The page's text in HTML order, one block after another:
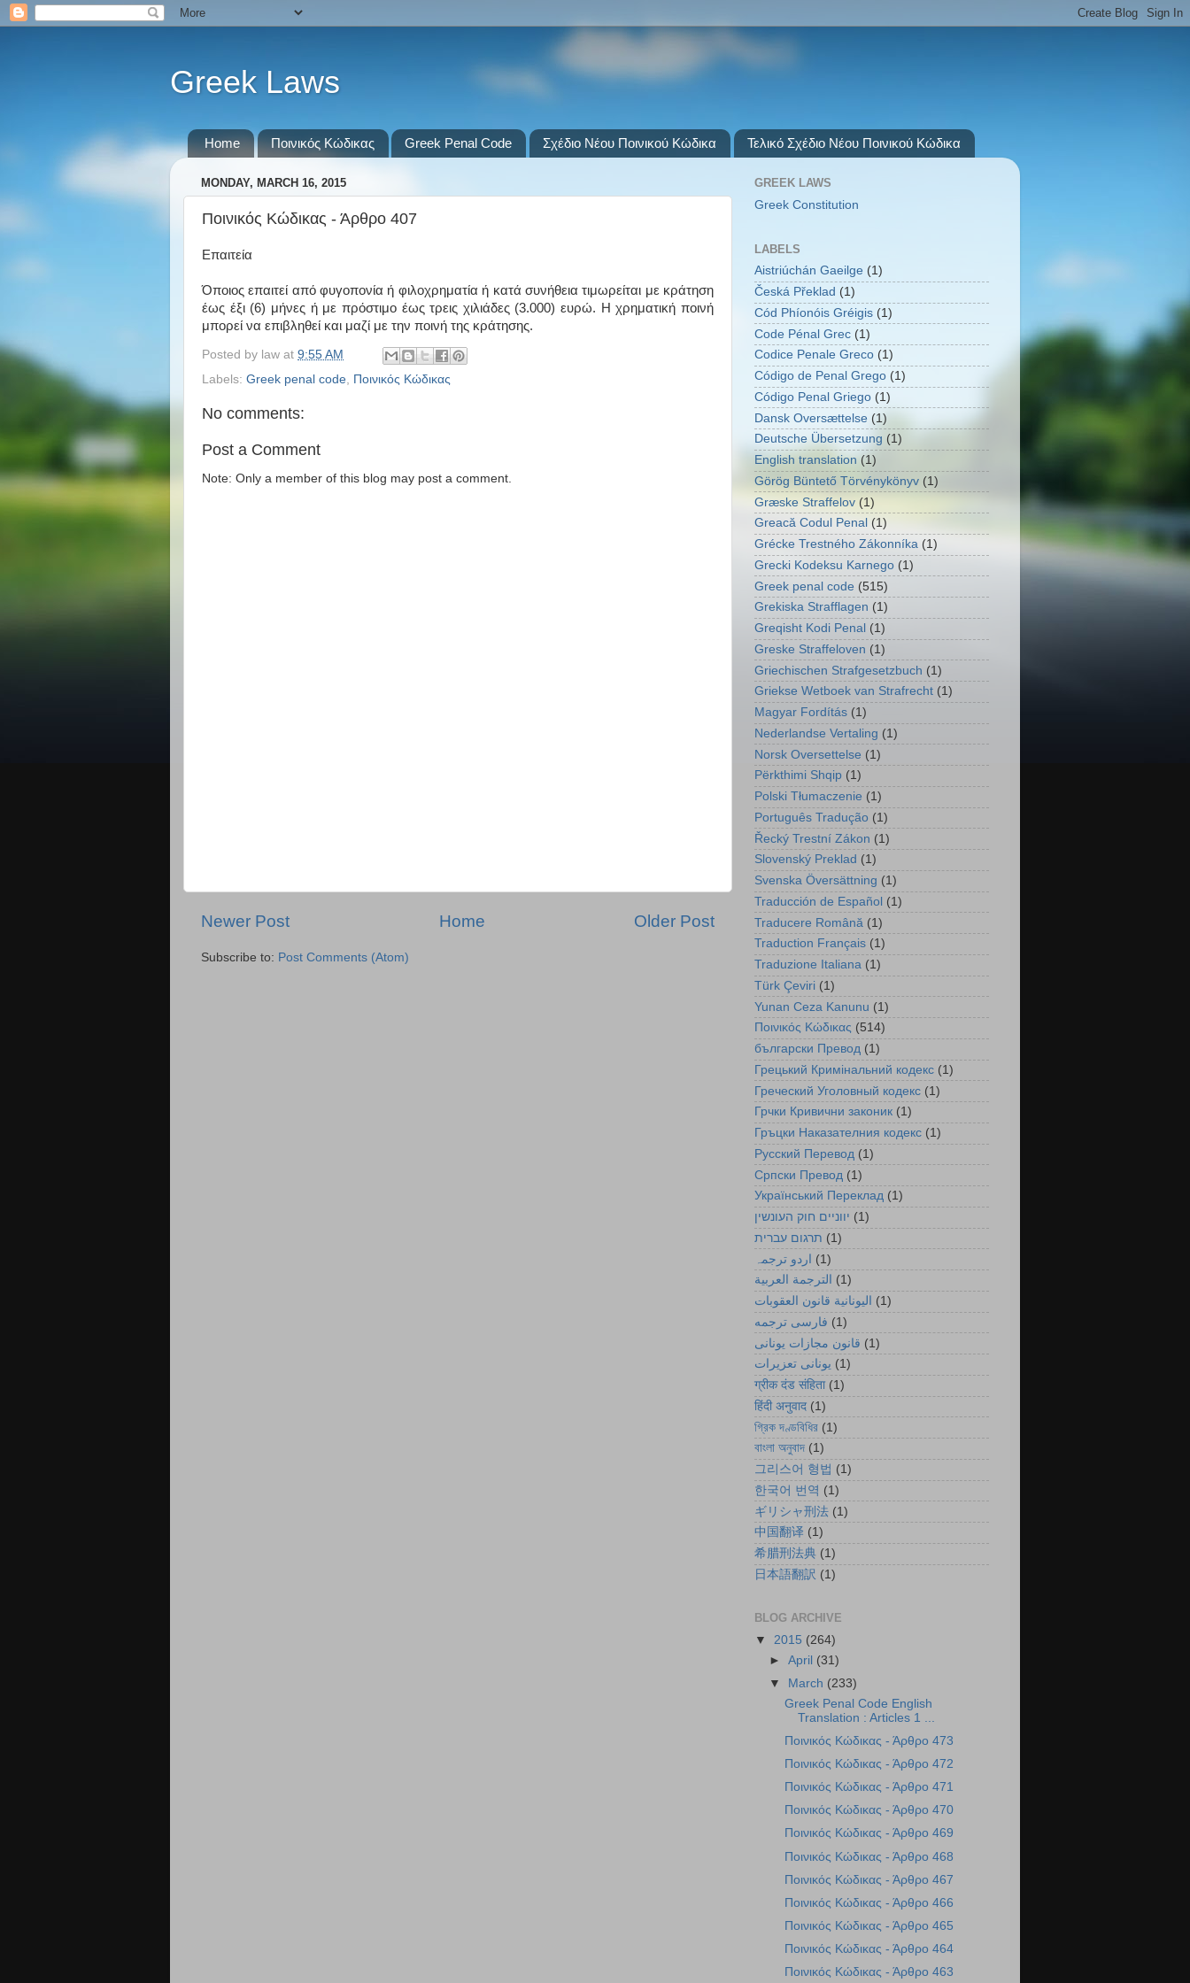
Greek Laws
Home Ποινικός Κώδικας Greek Penal Code Σχέδιο Νέου Ποινικού Κώδικα Τελικό Σχέδιο Νέου Ποινικού Κώδικα
MONDAY, MARCH 16, 2015
Ποινικός Κώδικας - Άρθρο 407
Επαιτεία
Όποιος επαιτεί από φυγοπονία ή φιλοχρηματία ή κατά συνήθεια τιμωρείται με κράτηση
έως έξι (6) μήνες ή με πρόστιμο έως τρεις χιλιάδες (3.000) ευρώ. Η χρηματική ποινή
μπορεί να επιβληθεί και μαζί με την ποινή της κράτησης.
Posted by law at 9:55 AM
Labels: Greek penal code Ποινικός Κώδικας
No comments:
Post a Comment
Note: Only a member of this blog may post a comment.
Newer Post Older Post
Home
Subscribe to: Post Comments (Atom)
GREEK LAWS
Greek Constitution
LABELS
Aistriúchán Gaeilge (1)
Česká Překlad (1)
Cód Phíonóis Gréigis (1)
Code Pénal Grec (1)
Codice Penale Greco (1)
Código de Penal Grego (1)
Código Penal Griego (1)
Dansk Oversættelse (1)
Deutsche Übersetzung (1)
English translation (1)
Görög Büntető Törvénykönyv (1)
Græske Straffelov (1)
Greacă Codul Penal (1)
Grécke Trestného Zákonníka (1)
Grecki Kodeksu Karnego (1)
Greek penal code (515)
Grekiska Strafflagen (1)
Greqisht Kodi Penal (1)
Greske Straffeloven (1)
Griechischen Strafgesetzbuch (1)
Griekse Wetboek van Strafrecht (1)
Magyar Fordítás (1)
Nederlandse Vertaling (1)
Norsk Oversettelse (1)
Përkthimi Shqip (1)
Polski Tłumaczenie (1)
Português Tradução (1)
Řecký Trestní Zákon (1)
Slovenský Preklad (1)
Svenska Översättning (1)
Traducción de Español (1)
Traducere Română (1)
Traduction Français (1)
Traduzione Italiana (1)
Türk Çeviri (1)
Yunan Ceza Kanunu (1)
Ποινικός Κώδικας (514)
български Превод (1)
Грецький Кримінальний кодекс (1)
Греческий Уголовный кодекс (1)
Грчки Кривични законик (1)
Гръцки Наказателния кодекс (1)
Русский Перевод (1)
Српски Превод (1)
Український Переклад (1)
יווניים חוק העונשין (1)
תרגום עברית (1)
اردو ترجمہ (1)
الترجمة العربية
(1)
اليونانية قانون العقوبات
(1)
فارسی ترجمه (1)
قانون مجازات یونانی (1)
یونانی تعزیرات (1)
ग्रीक दंड संहिता (1)
हिंदी अनुवाद (1)
গ্রিক দণ্ডবিধির (1)
বাংলা অনুবাদ (1)
그리스어 형법 (1)
한국어 번역 (1)
ギリシャ刑法 (1)
中国翻译 (1)
希腊刑法典 (1)
日本語翻訳 (1)
BLOG ARCHIVE
▼ 2015 (264)
►April (31)
▼
March (233)
Greek Penal Code English
Translation : Articles 1 ...
Ποινικός Κώδικας - Άρθρο 473
Ποινικός Κώδικας - Άρθρο 472
Ποινικός Κώδικας - Άρθρο 471
Ποινικός Κώδικας - Άρθρο 470
Ποινικός Κώδικας - Άρθρο 469
Ποινικός Κώδικας - Άρθρο 468
Ποινικός Κώδικας - Άρθρο 467
Ποινικός Κώδικας - Άρθρο 466
Ποινικός Κώδικας - Άρθρο 465
Ποινικός Κώδικας - Άρθρο 464
Ποινικός Κώδικας - Άρθρο 463